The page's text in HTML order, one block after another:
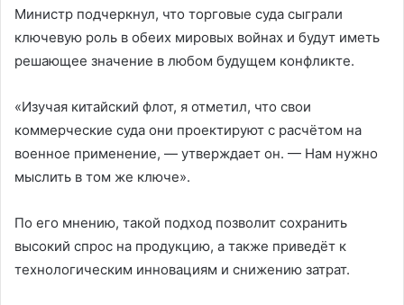
Министр подчеркнул, что торговые суда сыграли
ключевую роль в обеих мировых войнах и будут иметь
решающее значение в любом будущем конфликте.
«Изучая китайский флот, я отметил, что свои
коммерческие суда они проектируют с расчётом на
военное применение, — утверждает он. — Нам нужно
мыслить в том же ключе».
По его мнению, такой подход позволит сохранить
высокий спрос на продукцию, а также приведёт к
технологическим инновациям и снижению затрат.